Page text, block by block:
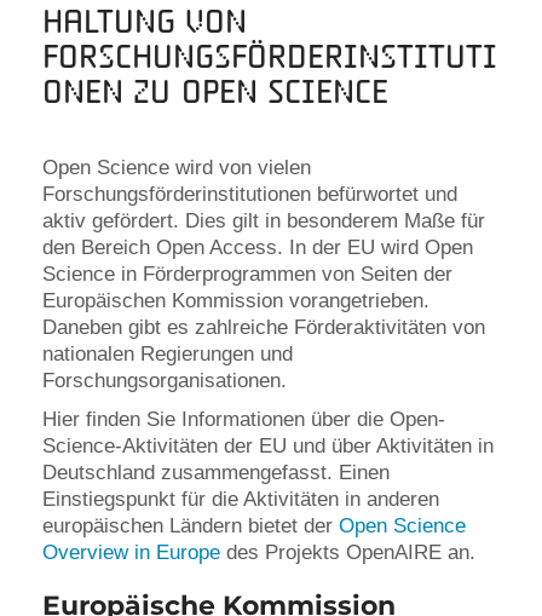
Haltung von
Forschungsförderinstituti
onen zu Open Science
Open Science wird von vielen
Forschungsförderinstitutionen befürwortet und
aktiv gefördert. Dies gilt in besonderem Maße für
den Bereich Open Access. In der EU wird Open
Science in Förderprogrammen von Seiten der
Europäischen Kommission vorangetrieben.
Daneben gibt es zahlreiche Förderaktivitäten von
nationalen Regierungen und
Forschungsorganisationen.
Hier finden Sie Informationen über die Open-
Science-Aktivitäten der EU und über Aktivitäten in
Deutschland zusammengefasst. Einen
Einstiegspunkt für die Aktivitäten in anderen
europäischen Ländern bietet der Open Science
Overview in Europe des Projekts OpenAIRE an.
Europäische Kommission